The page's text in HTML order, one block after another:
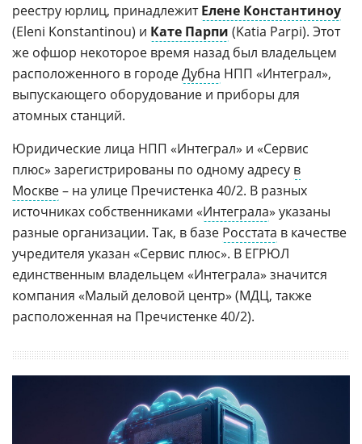
реестру юрлиц, принадлежитЕлене Константиноу
(Eleni Konstantinou) и Кате Парпи (Katia Parpi). Этот
же офшор некоторое время назад был владельцем
расположенного в городеДубна НПП «Интеграл»,
выпускающего оборудование и приборы для
атомных станций.
Юридические лица НПП «Интеграл» и «Сервис
плюс» зарегистрированы по одному адресу в
Москве– на улице Пречистенка 40/2. В разных
источниках собственниками «Интеграла» указаны
разные организации. Так, в базе Росстата в качестве
учредителя указан «Сервис плюс». В ЕГРЮЛ
единственным владельцем «Интеграла» значится
компания «Малый деловой центр» (МДЦ, также
расположенная на Пречистенке 40/2).